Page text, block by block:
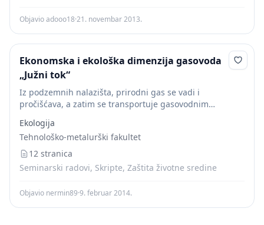
Objavio adooo18·21. novembar 2013.
Ekonomska i ekološka dimenzija gasovoda
„Južni tok“
Iz podzemnih nalazišta, prirodni gas se vadi i
pročišćava, a zatim se transportuje gasovodnim
prečnika, kompresorskih stanica, skladišta, mernih i
regulacionih stanica...
Ekologija
Tehnološko-metalurški fakultet
12 stranica
Seminarski radovi, Skripte, Zaštita životne sredine
Objavio nermin89·9. februar 2014.